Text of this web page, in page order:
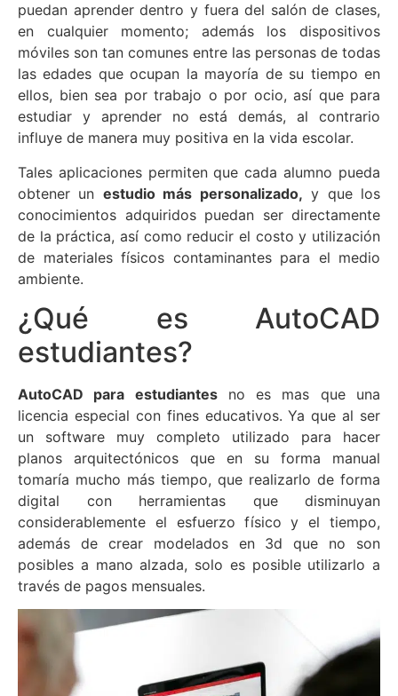
puedan aprender dentro y fuera del salón de clases,
en cualquier momento; además los dispositivos
móviles son tan comunes entre las personas de todas
las edades que ocupan la mayoría de su tiempo en
ellos, bien sea por trabajo o por ocio, así que para
estudiar y aprender no está demás, al contrario
influye de manera muy positiva en la vida escolar.
Tales aplicaciones permiten que cada alumno pueda
obtener un estudio más personalizado, y que los
conocimientos adquiridos puedan ser directamente
de la práctica, así como reducir el costo y utilización
de materiales físicos contaminantes para el medio
ambiente.
¿Qué es AutoCAD
estudiantes?
AutoCAD para estudiantesno es mas que una
licencia especial con fines educativos. Ya que al ser
un software muy completo utilizado para hacer
planos arquitectónicos que en su forma manual
tomaría mucho más tiempo, que realizarlo de forma
digital con herramientas que disminuyan
considerablemente el esfuerzo físico y el tiempo,
además de crear modelados en 3d que no son
posibles a mano alzada, solo es posible utilizarlo a
través de pagos mensuales.